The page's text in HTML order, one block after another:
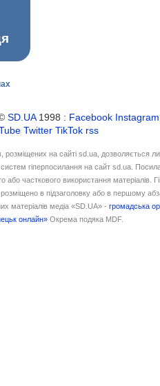
SD.UA1998 : Facebook Instagram
Twitter TikTok rss
розміщених на сайті sd.ua, дозволяється
систем гіперпосилання на сайт sd.ua.
або часткового використання матеріалів.
в підзаголовку або в першому
матеріалів медіа «SD.UA» -громадська
онлайн» Окрема подяка MDF.